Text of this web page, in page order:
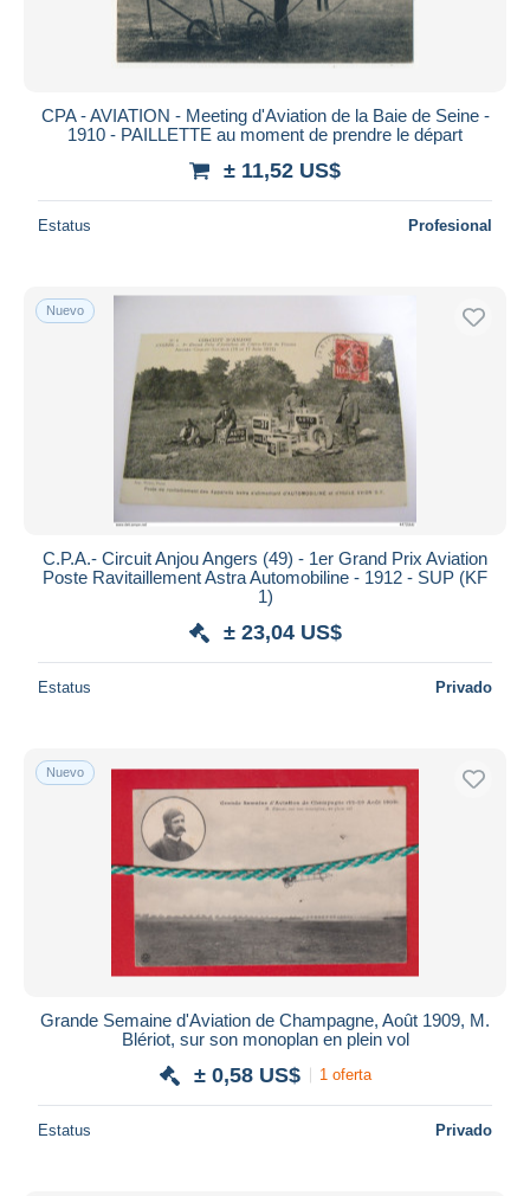
CPA - AVIATION - Meeting d'Aviation de la Baie de Seine -
1910 - PAILLETTE au moment de prendre le départ
± 11,52 US$
Estatus Profesional
Nuevo
C.P.A.- Circuit Anjou Angers (49) - 1er Grand Prix Aviation
Poste Ravitaillement Astra Automobiline - 1912 - SUP (KF
1)
± 23,04 US$
Estatus Privado
Nuevo
Grande Semaine d'Aviation de Champagne, Août 1909, M.
Blériot, sur son monoplan en plein vol
± 0,58 US$ 1 oferta
Estatus Privado